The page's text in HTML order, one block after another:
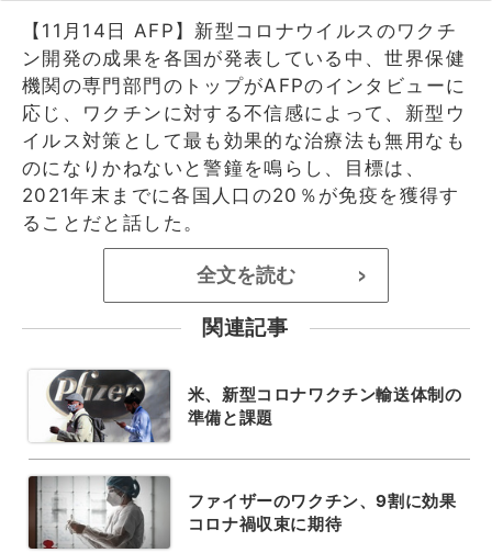
【11月14日 AFP】新型コロナウイルスのワクチ
ン開発の成果を各国が発表している中、世界保健
機関の専門部門のトップがAFPのインタビューに
応じ、ワクチンに対する不信感によって、新型ウ
イルス対策として最も効果的な治療法も無用なも
のになりかねないと警鐘を鳴らし、目標は、
2021年末までに各国人口の20％が免疫を獲得す
ることだと話した。
全文を読む >
関連記事
米、新型コロナワクチン輸送体制の
準備と課題
ファイザーのワクチン、9割に効果
コロナ禍収束に期待